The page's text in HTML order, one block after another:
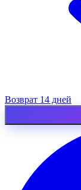
Возврат 14 дней